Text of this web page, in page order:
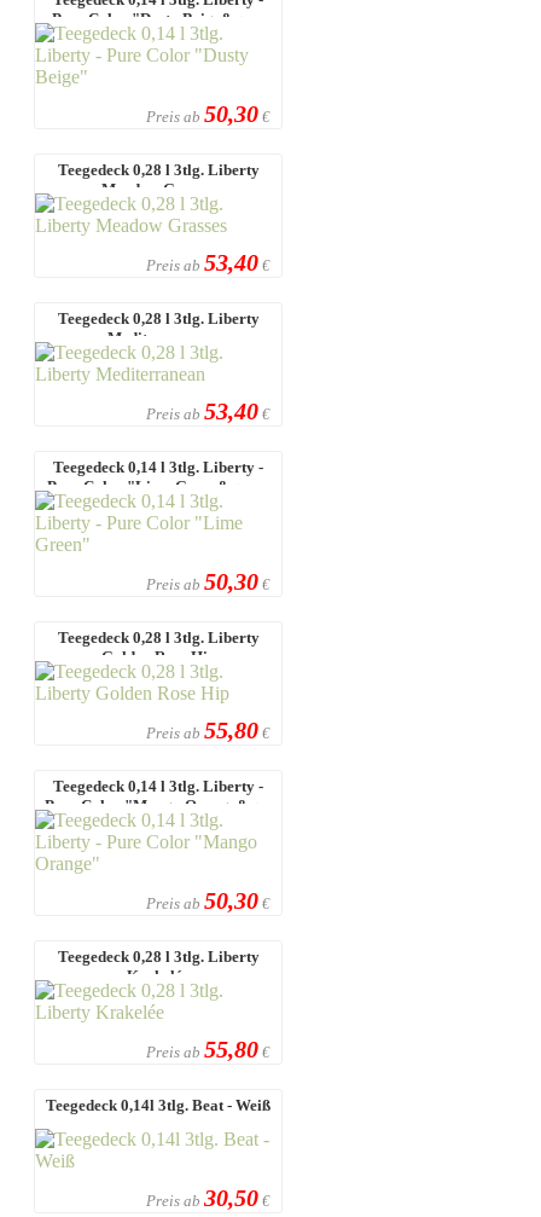
Pure Color "Dusty Beige&qu ...
Preis ab 50,30 €
Teegedeck 0,28 l 3tlg. Liberty
Meadow Grasses
Preis ab 53,40 €
Teegedeck 0,28 l 3tlg. Liberty
Mediterranean
Preis ab 53,40 €
Teegedeck 0,14 l 3tlg. Liberty -
Pure Color "Lime Green&quo ...
Preis ab 50,30 €
Teegedeck 0,28 l 3tlg. Liberty
Golden Rose Hip
Preis ab 55,80 €
Teegedeck 0,14 l 3tlg. Liberty -
Pure Color "Mango Orange&q ...
Preis ab 50,30 €
Teegedeck 0,28 l 3tlg. Liberty
Krakelée
Preis ab 55,80 €
Teegedeck 0,14l 3tlg. Beat - Weiß
Preis ab 30,50 €